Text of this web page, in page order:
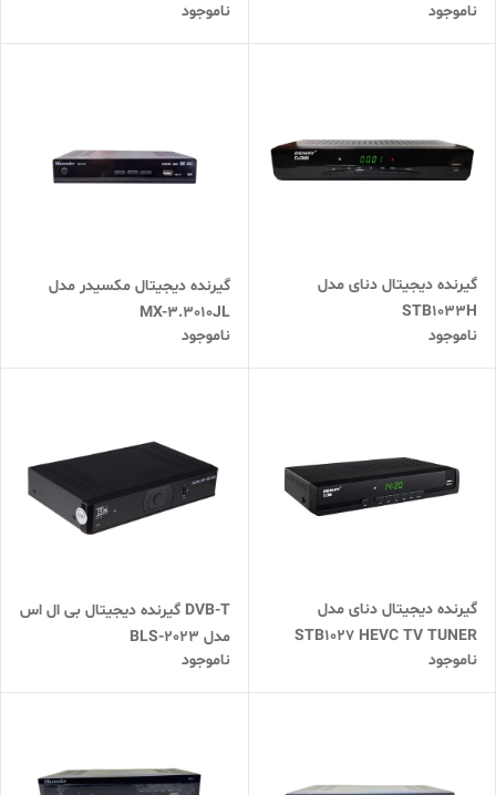
ناموجود
ناموجود
گیرنده دیجیتال دنای مدل
STB1033H
ناموجود
گیرنده دیجیتال مکسیدر مدل
MX-3.3010JL
ناموجود
گیرنده دیجیتال دنای مدل
STB1027 HEVC TV TUNER
ناموجود
DVB-T گیرنده دیجیتال بی ال اس
مدل BLS-2023
ناموجود